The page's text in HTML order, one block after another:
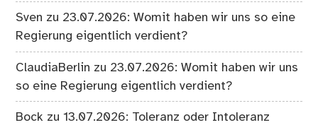
Sven zu 23.07.2026: Womit haben wir uns so eine
Regierung eigentlich verdient?
ClaudiaBerlin zu 23.07.2026: Womit haben wir uns
so eine Regierung eigentlich verdient?
Bock zu13.07.2026: Toleranz oder Intoleranz